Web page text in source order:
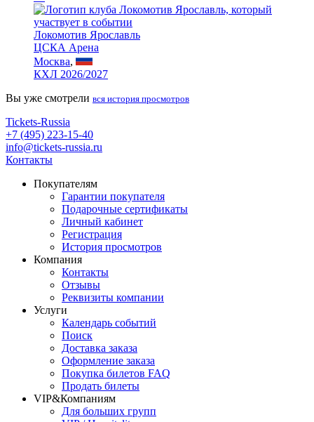
Локомотив Ярославль
ЦСКА Арена
Москва,
КХЛ 2026/2027
Вы уже смотрели вся история просмотров
Tickets-Russia
+7 (495) 223-15-40
info@tickets-russia.ru
Контакты
Покупателям
Гарантии покупателя
Подарочные сертификаты
Личный кабинет
Регистрация
История просмотров
Компания
Контакты
Отзывы
Реквизиты компании
Услуги
Календарь событий
Поиск
Доставка заказа
Оформление заказа
Покупка билетов FAQ
Продать билеты
VIP&Компаниям
Для больших групп